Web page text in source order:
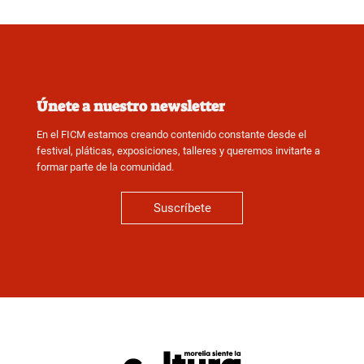
Únete a nuestro newsletter
En el FICM estamos creando contenido constante desde el
festival, pláticas, exposiciones, talleres y queremos invitarte a
formar parte de la comunidad.
Suscríbete